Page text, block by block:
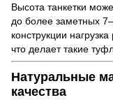
Высота танкетки
до более заметных
конструкции
что делает такие
Натуральные
качества